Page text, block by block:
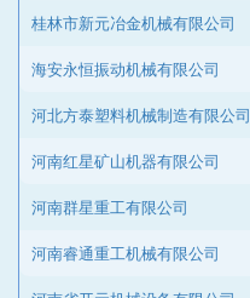
桂林市新元冶金机械有限公司
海安永恒振动机械有限公司
河北方泰塑料机械制造有限公司
河南红星矿山机器有限公司
河南群星重工有限公司
河南睿通重工机械有限公司